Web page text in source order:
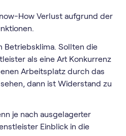
How Verlust aufgrund der
Betriebsklima. Sollten die
als eine Art Konkurrenz
Arbeitsplatz durch das
dann ist Widerstand zu
je nach ausgelagerter
Einblick in die